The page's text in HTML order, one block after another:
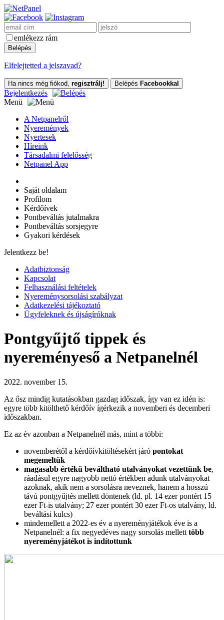
emlékezz rám
Elfelejtetted a jelszavad?
Ha nincs még fiókod, regisztrálj! Belépés Facebookkal
Bejelentkezés
Menü
A Netpanelről
Nyeremények
Nyertesek
Híreink
Társadalmi felelősség
Netpanel App
Saját oldalam
Profilom
Kérdőívek
Pontbeváltás jutalmakra
Pontbeváltás sorsjegyre
Gyakori kérdések
Jelentkezz be!
Adatbiztonság
Kapcsolat
Felhasználási feltételek
Nyereménysorsolási szabályzat
Adatkezelési tájékoztató
Ügyfeleknek és újságíróknak
Pontgyűjtő tippek és
nyereményeső a Netpanelnél
2022. november 15.
Az ősz mindig kutatásokban gazdag időszak, így van ez idén is:
egyre több kitölthető kérdőív ígérkezik a novemberi és decemberi
időszakban.
Ez az év azonban a Netpanelnél más, mint a többi:
novemberétől a kérdőívkitöltésekért járó pontokat
megemeltük
magasabb értékű beváltható utalványokat vezettünk be,
ráadásul egyre nagyobb nettó értékben adunk utalványokat
azoknak, akik nem a sorsolásra neveznek, hanem a hosszú
távú pontgyűjtés mellett döntenek (ld. pl. 14 ezer pontért 15
ezer Ft-is utalvány; 27 ezer pontért 30 ezer Ft-os utalvány, ld.
beváltási kulcs)
mindemellett a 2022-es év a nyereményjátékok éve is a
Netpanelnél: a fix negyedéves nagy sorsolás mellett több
nyereményjátékot is indítottunk